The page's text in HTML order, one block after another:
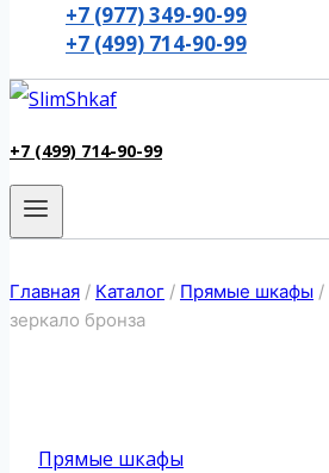
+7 (977) 349-90-99
+7 (499) 714-90-99
+7 (499) 714-90-99
Главная / Каталог / Прямые шкафы /
зеркало бронза
Прямые шкафы